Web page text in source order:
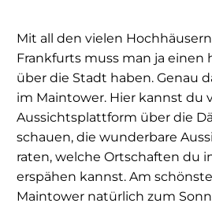
Mit all den vielen
Frankfurts muss man ja einen
über die Stadt haben. Genau
im Maintower. Hier kannst du
Aussichtsplattform über die
schauen, die wunderbare
raten, welche Ortschaften du
erspähen kannst. Am
Maintower natürlich zum